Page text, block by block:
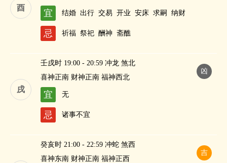
酉
宜 结婚 出行 交易 开业 安床 求嗣 纳财
忌 祈福 祭祀 酬神 斋醮
戌
凶
壬戌时 19:00 - 20:59 冲龙 煞北
喜神正南 财神正南 福神西北
宜 无
忌 诸事不宜
吉
癸亥时 21:00 - 22:59 冲蛇 煞西
喜神东南 财神正南 福神正西